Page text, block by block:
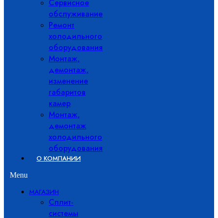
Сервисное
обслуживание
Ремонт
холодильного
оборудования
Монтаж,
демонтаж,
изменение
габаритов
камер
Монтаж,
демонтаж
холодильного
оборудования
О КОМПАНИИ
Menu
МАГАЗИН
Сплит-
системы